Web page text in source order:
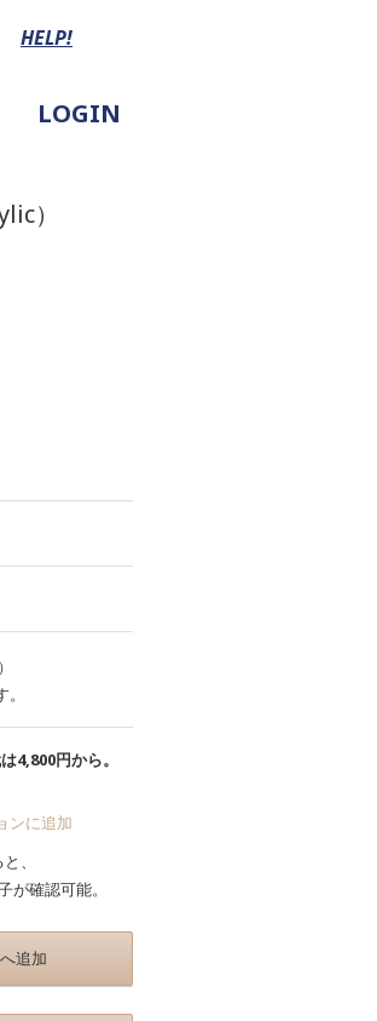
HELP!
LOGIN
）
4,800円から。
ンに追加
、
が確認可能。
追加